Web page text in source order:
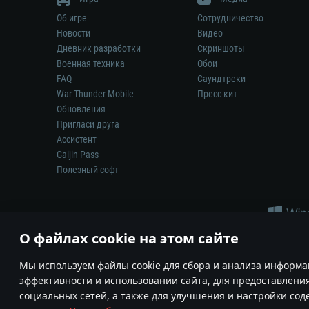
О файлах cookie на этом сайте
Мы используем файлы cookie для сбора и анализа
эффективности и использовании сайта, для
социальных сетей, а также для улучшения и настройки
Об игре
Новости
Дневник разработки
Военная техника
FAQ
War Thunder Mobile
Обновления
Пригласи друга
Ассистент
Gaijin Pass
Полезный софт
Сотрудничество
Видео
Скриншоты
Обои
Саундтреки
Пресс-кит
Ни один производитель оружия, техники или снаряжения не
© 2011—2026 Gaijin Games Kft. Все товарные знаки,